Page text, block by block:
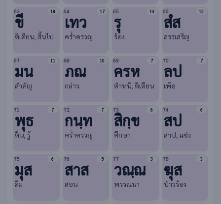
63 18
ขี
ติเตียน, สิ้นไป
64 17
เทว
ครํ่าครวญ
65 13
รุ
ร้อง
66 12
สํส
สรรเสริญ
67 11
มน
สำคัญ
68 10
ภณ
กล่าว
69 7
ครห
ตำหนิ, ติเตียน
70 7
ลป
เพ้อ
71 7
พุธ
ตื่น, รู้
72 7
กนฺท
ครํ่าครวญ
73 6
สิกฺข
ศึกษา
74 6
สป
สาป, แช่ง
75 6
มุส
ลืม
76 5
สาส
สอน
77 3
วณฺณ
พรรณนา
78 3
ฆุส
ป่าวร้อง